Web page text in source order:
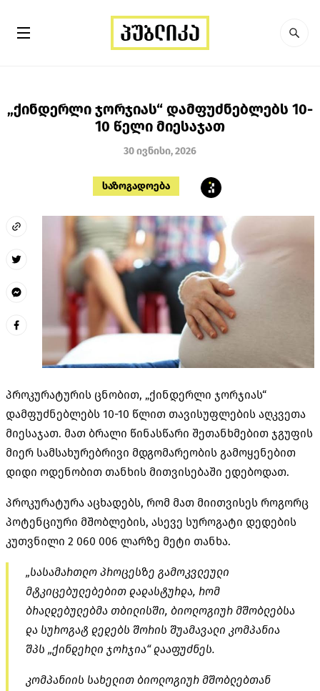
„ქინდერლი ჯორჯიას“ დამფუძნებლებს 10-
10 წელი მიესაჯათ
30 ივნისი, 2026
საზოგადოება
პროკურატურის ცნობით, „ქინდერლი ჯორჯიას“
დამფუძნებლებს 10-10 წლით თავისუფლების აღკვეთა
მიესაჯათ. მათ ბრალი წინასწარი შეთანხმებით ჯგუფის
მიერ სამსახურებრივი მდგომარეობის გამოყენებით
დიდი ოდენობით თანხის მითვისებაში ედებოდათ.
პროკურატურა აცხადებს, რომ მათ მიითვისეს როგორც
პოტენციური მშობლების, ასევე სუროგატი დედების
კუთვნილი 2 060 006 ლარზე მეტი თანხა.
„სასამართლო პროცესზე გამოკვლეული
მტკიცებულებებით დადასტურდა, რომ
ბრალდებულებმა თბილისში, ბიოლოგიურ მშობლებსა
და სუროგატ დედებს შორის შუამავალი კომპანია
შპს „ქინდერლი ჯორჯია“ დააფუძნეს.
კომპანიის სახელით ბიოლოგიურ მშობლებთან